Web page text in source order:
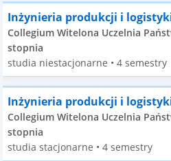
Inżynieria produkcji i
Collegium Witelona Uczelnia
stopnia
studia niestacjonarne • 4 semestry
Inżynieria produkcji i
Collegium Witelona Uczelnia
stopnia
studia stacjonarne • 4 semestry